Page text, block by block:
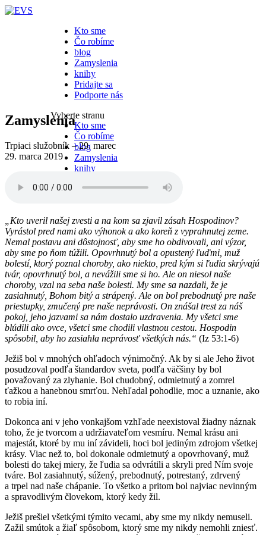
Close
Kto sme
Čo robíme
blog
Zamyslenia
knihy
Pridajte sa
Podporte nás
Vyberte stranu
Kto sme
Čo robíme
blog
Zamyslenia
knihy
Podporte nás
Zamyslenia
Trpiaci služobník – 29. marec
29. marca 2019
„Kto uveril našej zvesti a na kom sa zjavil zásah Hospodinov?
Vyrástol pred nami ako výhonok a ako koreň z vyprahnutej zeme.
Nemal postavu ani dôstojnosť, aby sme ho obdivovali, ani výzor,
aby sme po ňom túžili. Opovrhnutý bol a opustený ľuďmi, muž
bolestí, ktorý poznal choroby, ako niekto, pred kým si ľudia skrývajú
tvár, opovrhnutý bol, a nevážili sme si ho. Ale on niesol naše
choroby, vzal na seba naše bolesti. My sme sa nazdali, že je
zasiahnutý, Bohom bitý a strápený. Ale on bol prebodnutý pre naše
priestupky, zmučený pre naše neprávosti. On znášal trest za náš
pokoj, jeho jazvami sa nám dostalo uzdravenia. My všetci sme
blúdili ako ovce, všetci sme chodili vlastnou cestou. Hospodin
spôsobil, aby ho zasiahla neprávosť všetkých nás.“ (Iz 53:1-6)
Ježiš bol v mnohých ohľadoch výnimočný. Ak by si ale Jeho život
posudzoval podľa štandardov sveta, podľa väčšiny by bol
považovaný za zlyhanie. Bol chudobný, odmietnutý a zomrel
ťažkou a hanebnou smrťou. Nehľadal pohodlie, moc a uznanie, ako
to robia iní.
Dokonca ani v jeho vonkajšom vzhľade neexistoval žiadny náznak
toho, že je tvorcom a udržiavateľom vesmíru. Nemal krásu ani
majestát, ktoré by mu iní závideli, hoci bol jediným zdrojom všetkej
krásy. Viac než to, bol dokonale odmietnutý a opovrhovaný, muž
bolesti do takej miery, že ľudia sa odvrátili a skryli pred Ním svoje
tváre. Bol zasiahnutý, súžený, prebodnutý, potrestaný, zdrvený
a trpel nad naše chápanie. To všetko a pritom bol najviac nevinným
a spravodlivým človekom, ktorý kedy žil.
Ježiš prešiel všetkými týmito vecami, aby sme my nikdy nemuseli.
Zažil smútok a žiaľ spôsobom, ktorý sme my nikdy nemohli zniesť.